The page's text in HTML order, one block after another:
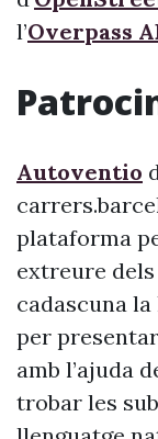
l’Overpass
Autoventio
plataforma
extreure
cadascuna
per
amb l’ajuda
trobar les